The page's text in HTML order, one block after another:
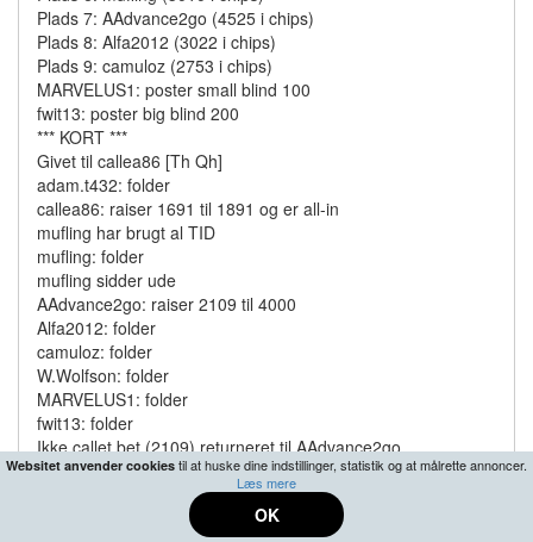
Plads 7: AAdvance2go (4525 i chips)
Plads 8: Alfa2012 (3022 i chips)
Plads 9: camuloz (2753 i chips)
MARVELUS1: poster small blind 100
fwit13: poster big blind 200
*** KORT ***
Givet til callea86 [Th Qh]
adam.t432: folder
callea86: raiser 1691 til 1891 og er all-in
mufling har brugt al TID
mufling: folder
mufling sidder ude
AAdvance2go: raiser 2109 til 4000
Alfa2012: folder
camuloz: folder
W.Wolfson: folder
MARVELUS1: folder
fwit13: folder
Ikke callet bet (2109) returneret til AAdvance2go
*** FLOP *** [Qs 7s Ks]
*** TURN *** [Qs 7s Ks] [5d]
*** RIVER *** [Qs 7s Ks 5d] [Ac]
Websitet anvender cookies til at huske dine indstillinger, statistik og at målrette annoncer.
Læs mere
OK